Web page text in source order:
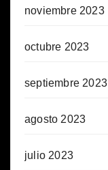
noviembre 2023
octubre 2023
septiembre 2023
agosto 2023
julio 2023